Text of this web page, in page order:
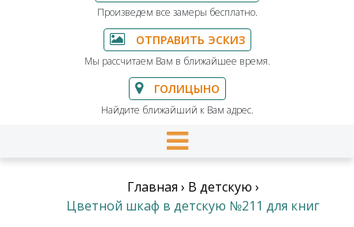
Произведем все замеры бесплатно.
ОТПРАВИТЬ ЭСКИЗ
Мы рассчитаем Вам в ближайшее время.
ГОЛИЦЫНО
Найдите ближайший к Вам адрес.
Главная › В детскую ›
Цветной шкаф в детскую №211 для книг